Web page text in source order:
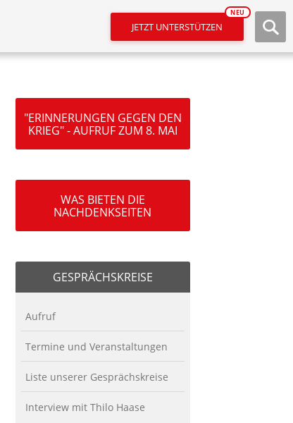
JETZT UNTERSTÜTZEN
NEU
"ERINNERUNGEN GEGEN DEN
KRIEG" - AUFRUF ZUM 8. MAI
WAS BIETEN DIE
NACHDENKSEITEN
GESPRÄCHSKREISE
Aufruf
Termine und Veranstaltungen
Liste unserer Gesprächskreise
Interview mit Thilo Haase